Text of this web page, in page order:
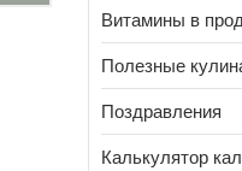
Витамины в
Полезные
Поздравления
Калькулятор